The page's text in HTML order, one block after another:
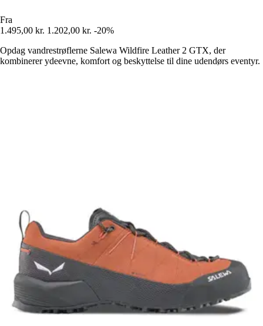
Fra
1.495,00 kr. 1.202,00 kr. -20%
Opdag vandrestrøflerne Salewa Wildfire Leather 2 GTX, der
kombinerer ydeevne, komfort og beskyttelse til dine udendørs eventyr.